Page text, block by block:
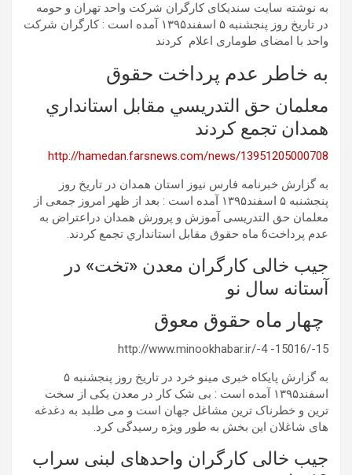
به نوشته سایت سندیکای کارگران شرکت واحد تهران و حومه
در تاریخ روز پنجشنبه ۵ اسفند۱۳۹۵ آمده است : کارگران شرکت
واحد با امضای طوماری اعلام کردند
به خاطر عدم پرداخت حقوق
معلمان حق التدريسي مقابل استانداري
همدان تجمع كردند
http://hamedan.farsnews.com/news/13951205000708
به گزارش خبرنامه فارس نیوز استان همدان در تاریخ روز
پنجشنبه ۵ اسفند۱۳۹۵ آمده است : بعد از ظهر امروز جمعی از
معلمان حق التدریسی آموزش و پرورش همدان دراعتراض به
عدم پرداخت6 ماه حقوق مقابل استانداري تجمع کردند.
جیب خالی کارگران معدن «تخت» در
آستانه سال نو
چهار ماه حقوق معوق
http://www.minookhabar.ir/-4 -15016/-15
به گزارش پایکاه خبری مینو خرد در تاریخ روز پنجشنبه ۵
اسفند۱۳۹۵ آمده است : بی شک کار در معدن یکی از سخت
ترین و خطرناک ترین مشاغل جهان است و می طلبد به دغدغه
های شاغلان این بخش به طور ویژه رسیدگی کرد.
جیب خالی کارگران واحدهای لبنی سراب